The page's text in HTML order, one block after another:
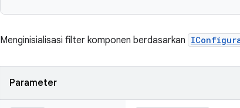
Menginisialisasi filter komponen berdasarkan
Parameter